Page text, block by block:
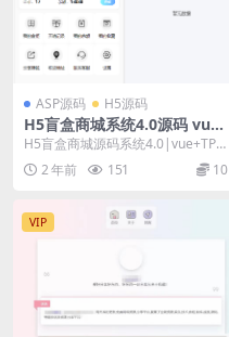
ASP源码 H5源码
H5盲盒商城系统4.0源码 vue+
thinkphp 5框架开发开源无加
密源码+安装教程
H5盲盒商城源码系统4.0|vue+TP5
php框架开发开源无加密源码+安装
教程...2 年前 151 10
VIP